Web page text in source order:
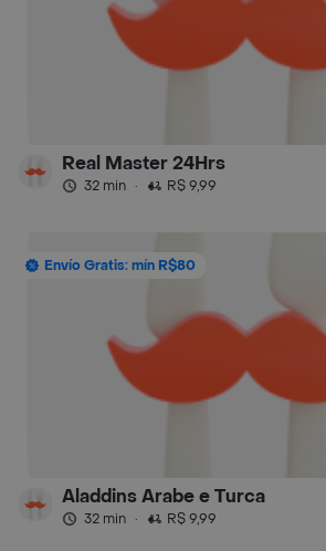
Real Master 24Hrs
32 min · R$ 9,99
Envío Gratis: mín R$80
Aladdins Arabe e Turca
32 min · R$ 9,99